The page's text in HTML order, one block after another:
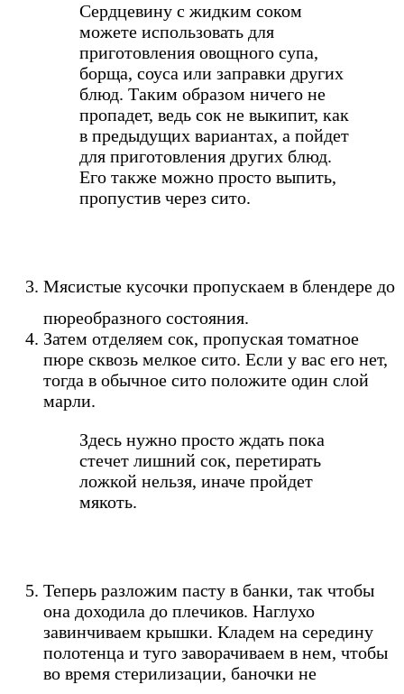
Сердцевину с жидким соком
можете использовать для
приготовления овощного супа,
борща, соуса или заправки других
блюд. Таким образом ничего не
пропадет, ведь сок не выкипит, как
в предыдущих вариантах, а пойдет
для приготовления других блюд.
Его также можно просто выпить,
пропустив через сито.
Мясистые кусочки пропускаем в блендере до
пюреобразного состояния.
Затем отделяем сок, пропуская томатное
пюре сквозь мелкое сито. Если у вас его нет,
тогда в обычное сито положите один слой
марли.
Здесь нужно просто ждать пока
стечет лишний сок, перетирать
ложкой нельзя, иначе пройдет
мякоть.
Теперь разложим пасту в банки, так чтобы
она доходила до плечиков. Наглухо
завинчиваем крышки. Кладем на середину
полотенца и туго заворачиваем в нем, чтобы
во время стерилизации, баночки не